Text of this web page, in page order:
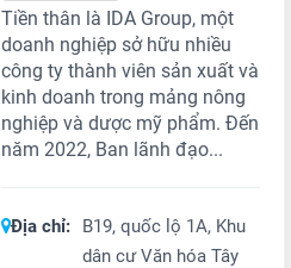
Tiền thân là IDA Group, một
doanh nghiệp sở hữu nhiều
công ty thành viên sản xuất và
kinh doanh trong mảng nông
nghiệp và dược mỹ phẩm. Đến
năm 2022, Ban lãnh đạo...
Địa chỉ:
B19, quốc lộ 1A, Khu
dân cư Văn hóa Tây